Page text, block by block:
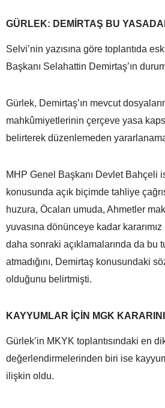
GÜRLEK: DEMİRTAŞ BU
Selvi’nin yazısına göre toplantıda
Başkanı Selahattin Demirtaş’ın
Gürlek, Demirtaş’ın mevcut
mahkûmiyetlerinin çerçeve yasa
belirterek düzenlemeden
MHP Genel Başkanı Devlet Bahçeli
konusunda açık biçimde tahliye
huzura, Öcalan umuda, Ahmetler
yuvasına dönünceye kadar
daha sonraki açıklamalarında da bu
atmadığını, Demirtaş konusundaki
olduğunu belirtmişti.
KAYYUMLAR İÇİN MGK
Gürlek’in MKYK toplantısındaki en
değerlendirmelerinden biri ise
ilişkin oldu.